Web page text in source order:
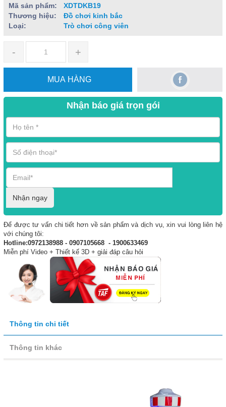
Mã sản phẩm:
XDTDKB19
Thương hiệu:
Đồ chơi kinh bắc
Loại:
Trò chơi công viên
- +
MUA HÀNG
Nhận báo giá trọn gói
Nhận ngay
Để được tư vấn chi tiết hơn về sản phẩm và dịch vụ, xin vui lòng liên hệ
với chúng tôi:
Hotline:0972138988 - 0907105668 - 1900633469
Miễn phí Video + Thiết kế 3D + giải đáp câu hỏi
Thông tin chi tiết
Thông tin khác